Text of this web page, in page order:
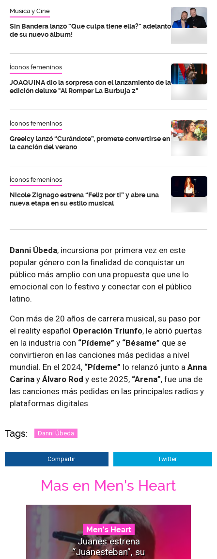
Música y Cine
Sin Bandera lanzó “Qué culpa tiene ella?” adelanto
de su nuevo álbum!
Íconos femeninos
JOAQUINA dio la sorpresa con el lanzamiento de la
edición deluxe "Al Romper La Burbuja 2"
Íconos femeninos
Greeicy lanzó “Curándote”, promete convertirse en
la canción del verano
Íconos femeninos
Nicole Zignago estrena “Feliz por ti” y abre una
nueva etapa en su estilo musical
Danni Úbeda, incursiona por primera vez en este
popular género con la finalidad de conquistar un
público más amplio con una propuesta que une lo
emocional con lo festivo y conectar con el público
latino.
Con más de 20 años de carrera musical, su paso por
el reality español Operación Triunfo, le abrió puertas
en la industria con “Pídeme” y “Bésame” que se
convirtieron en las canciones más pedidas a nivel
mundial. En el 2024, “Pídeme” lo relanzó junto a Anna
Carina y Álvaro Rod y este 2025, “Arena”, fue una de
las canciones más pedidas en las principales radios y
plataformas digitales.
Tags: Danni Úbeda
Compartir Twitter
Mas en Men's Heart
Men's Heart
Juanes estrena
“Juanesteban”, su